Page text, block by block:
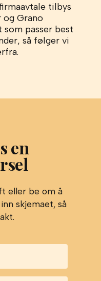
tilbys
og Grano
som passer best
så følger vi
en
eller be om å
skjemaet, så